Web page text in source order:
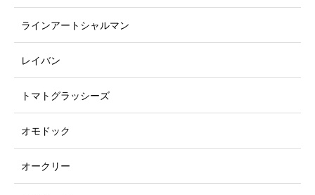
ラインアートシャルマン
レイバン
トマトグラッシーズ
オモドック
オークリー